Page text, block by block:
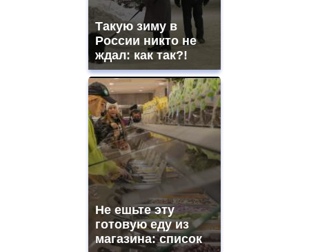
Такую зиму в
России никто не
ждал: как так?!
Не ешьте эту
готовую еду из
магазина: список